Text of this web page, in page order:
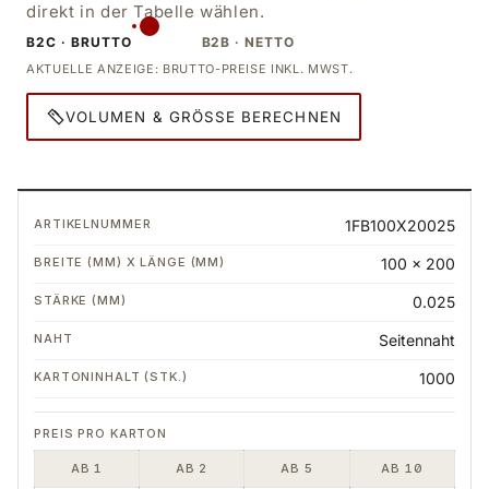
direkt in der Tabelle wählen.
B2C · BRUTTO B2B · NETTO
AKTUELLE ANZEIGE: BRUTTO-PREISE INKL. MWST.
VOLUMEN & GRÖSSE BERECHNEN
1FB100X20025
100 x 200
0.025
Seitennaht
1000
AB 1 AB 2 AB 5 AB 10